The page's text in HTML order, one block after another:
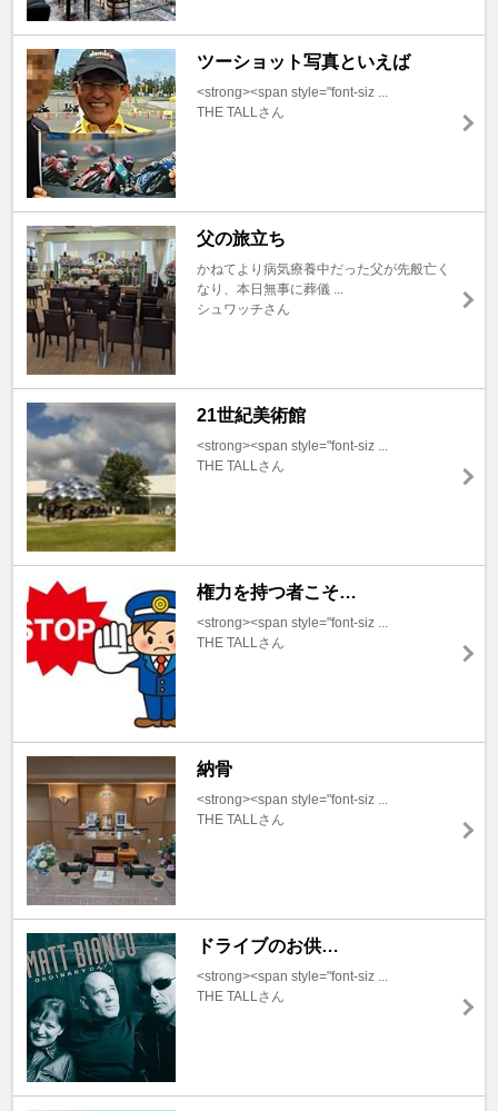
ツーショット写真といえば
<strong><span style="font-siz ...
THE TALLさん
父の旅立ち
かねてより病気療養中だった父が先般亡く
なり、本日無事に葬儀 ...
シュワッチさん
21世紀美術館
<strong><span style="font-siz ...
THE TALLさん
権力を持つ者こそ…
<strong><span style="font-siz ...
THE TALLさん
納骨
<strong><span style="font-siz ...
THE TALLさん
ドライブのお供…
<strong><span style="font-siz ...
THE TALLさん